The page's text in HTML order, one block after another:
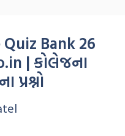
Bank 26
| કોલેજના
પ્રશ્નો